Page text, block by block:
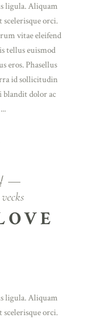
ligula. Aliquam
scelerisque orci.
vitae eleifend
tellus euismod
eros. Phasellus
id sollicitudin
blandit dolor ac
vecks
ligula. Aliquam
scelerisque orci.